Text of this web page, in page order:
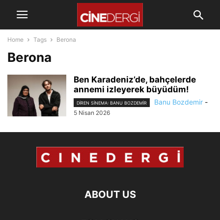
Home Tags Berona
Berona
Ben Karadeniz’de, bahçelerde
annemi izleyerek büyüdüm!
DIREN SINEMA: BANU BOZDEMIR Banu Bozdemir -
5 Nisan 2026
ABOUT US